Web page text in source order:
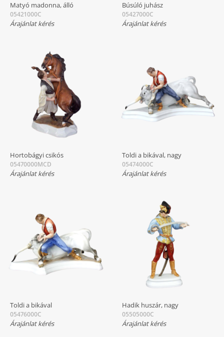
Matyó madonna, álló
05421000C
Árajánlat kérés
Búsúló juhász
05427000C
Árajánlat kérés
Hortobágyi csikós
05470000MCD
Árajánlat kérés
Toldi a bikával, nagy
05474000C
Árajánlat kérés
Toldi a bikával
05476000C
Árajánlat kérés
Hadik huszár, nagy
05505000C
Árajánlat kérés